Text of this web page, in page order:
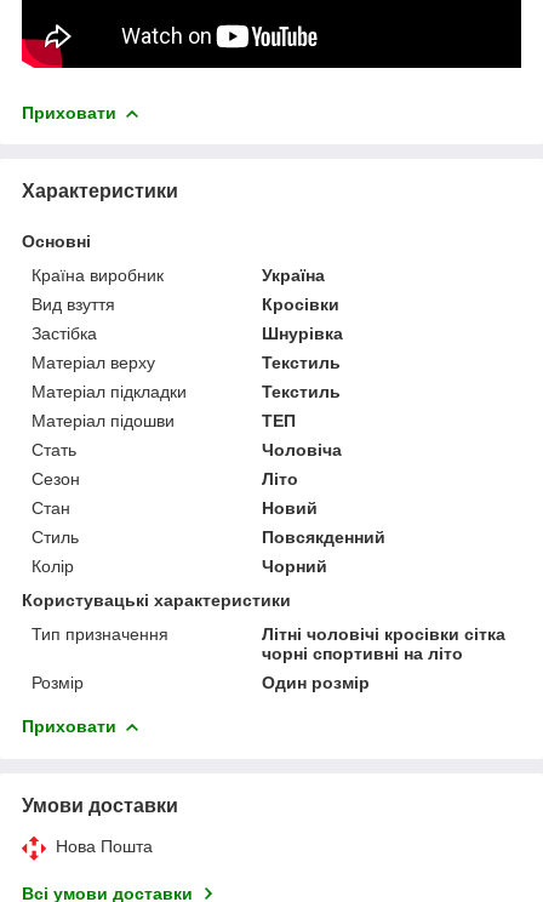
Приховати
Характеристики
Основні
Країна виробник
Україна
Вид взуття
Кросівки
Застібка
Шнурівка
Матеріал верху
Текстиль
Матеріал підкладки
Текстиль
Матеріал підошви
ТЕП
Стать
Чоловіча
Сезон
Літо
Стан
Новий
Стиль
Повсякденний
Колір
Чорний
Користувацькі характеристики
Тип призначення
Літні чоловічі кросівки сітка
чорні спортивні на літо
Розмір
Один розмір
Приховати
Умови доставки
Нова Пошта
Всі умови доставки